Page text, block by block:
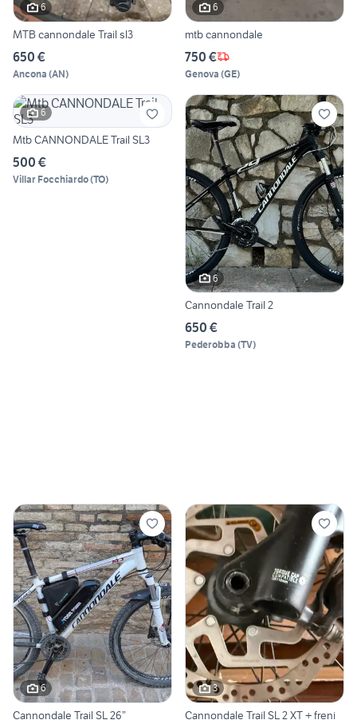
6
MTB cannondale Trail sl3
650 €
Ancona (AN)
6
mtb cannondale
750 €
Genova (GE)
6
Mtb CANNONDALE Trail SL3
500 €
Villar Focchiardo(TO)
6
Cannondale Trail 2
650 €
Pederobba (TV)
6
Cannondale Trail SL 26”
3
Cannondale Trail SL 2 XT + freni